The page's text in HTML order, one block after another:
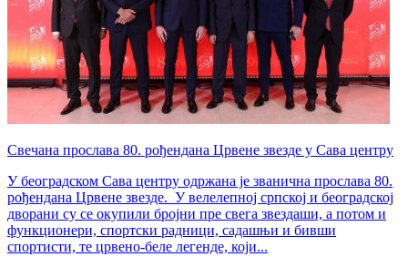
Свечана прослава 80. рођендана Црвене звезде у Сава центру
У београдском Сава центру одржана је званична прослава 80.
рођендана Црвене звезде. ‍ У велелепној српској и београдској
дворани су се окупили бројни пре свега звездаши, а потом и
функционери, спортски радници, садашњи и бивши
спортисти, те црвено-беле легенде, који...